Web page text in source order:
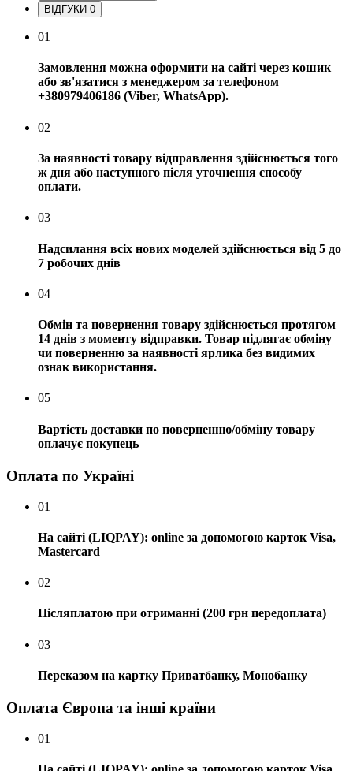
ВІДГУКИ 0
01
Замовлення можна оформити на сайті через кошик
або зв'язатися з менеджером за телефоном
+380979406186 (Viber, WhatsApp).
02
За наявності товару відправлення здійснюється того
ж дня або наступного після уточнення способу
оплати.
03
Надсилання всіх нових моделей здійснюється від 5 до
7 робочих днів
04
Обмін та повернення товару здійснюється протягом
14 днів з моменту відправки. Товар підлягає обміну
чи поверненню за наявності ярлика без видимих ​​
ознак використання.
05
Вартість доставки по поверненню/обміну товару
оплачує покупець
Оплата по Україні
01
На сайті (LIQPAY): online за допомогою карток Visa,
Mastercard
02
Післяплатою при отриманні (200 грн передоплата)
03
Переказом на картку Приватбанку, Монобанку
Оплата Європа та інші країни
01